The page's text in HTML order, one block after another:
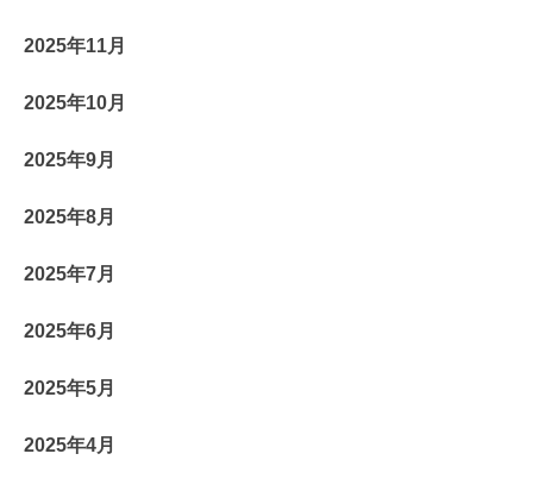
2025年11月
2025年10月
2025年9月
2025年8月
2025年7月
2025年6月
2025年5月
2025年4月